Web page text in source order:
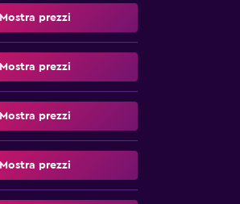
Mostra prezzi
Mostra prezzi
Mostra prezzi
Mostra prezzi